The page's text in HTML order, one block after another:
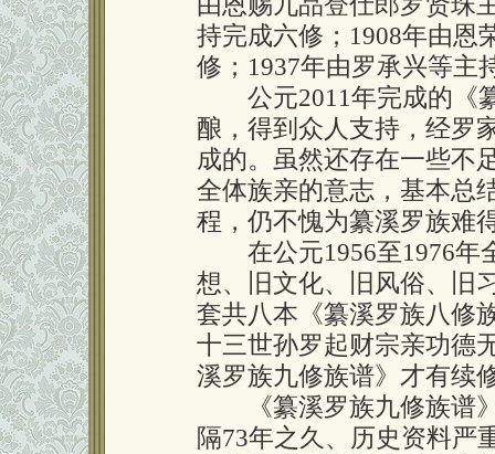
持完成六修；1908年由恩
修；1937年由罗承兴等主
公元2011年完成的《
酿，得到众人支持，经罗
成的。虽然还存在一些不
全体族亲的意志，基本总
程，仍不愧为纂溪罗族难
在公元1956至1976年
想、旧文化、旧风俗、旧
套共八本《纂溪罗族八修
十三世孙罗起财宗亲功德
溪罗族九修族谱》才有续
《纂溪罗族九修族谱》
隔73年之久、历史资料严